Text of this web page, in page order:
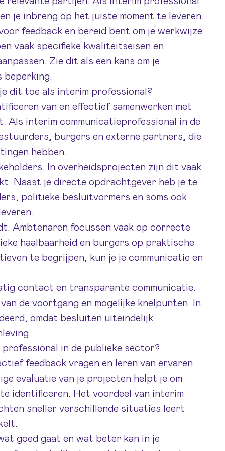
je inbreng op het juiste moment te leveren.
feedback en bereid bent om je werkwijze
vaak specifieke kwaliteitseisen en
Zie dit als een kans om je
beperking.
dit toe als interim professional?
van en effectief samenwerken met
Als interim communicatieprofessional in de
burgers en externe partners, die
hebben.
In overheidsprojecten zijn dit vaak
Naast je directe opdrachtgever heb je te
politieke besluitvormers en soms ook
Ambtenaren focussen vaak op correcte
haalbaarheid en burgers op praktische
te begrijpen, kun je je communicatie en
contact en transparante communicatie.
de voortgang en mogelijke knelpunten. In
omdat besluiten uiteindelijk
in de publieke sector?
feedback vragen en leren van ervaren
evaluatie van je projecten helpt je om
identificeren. Het voordeel van interim
sneller verschillende situaties leert
goed gaat en wat beter kan in je